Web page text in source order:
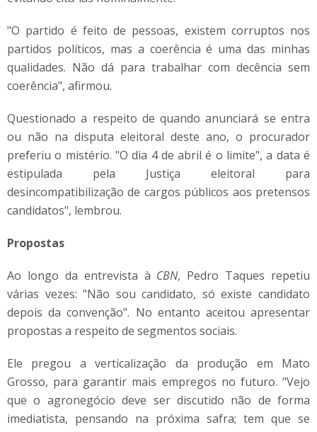
"O partido é feito de pessoas, existem corruptos nos
partidos políticos, mas a coerência é uma das minhas
qualidades. Não dá para trabalhar com decência sem
coerência", afirmou.
Questionado a respeito de quando anunciará se entra
ou não na disputa eleitoral deste ano, o procurador
preferiu o mistério. "O dia 4 de abril é o limite", a data é
estipulada pela Justiça eleitoral para
desincompatibilização de cargos públicos aos pretensos
candidatos", lembrou.
Propostas
Ao longo da entrevista à CBN, Pedro Taques repetiu
várias vezes: "Não sou candidato, só existe candidato
depois da convenção". No entanto aceitou apresentar
propostas a respeito de segmentos sociais.
Ele pregou a verticalização da produção em Mato
Grosso, para garantir mais empregos no futuro. "Vejo
que o agronegócio deve ser discutido não de forma
imediatista, pensando na próxima safra; tem que se